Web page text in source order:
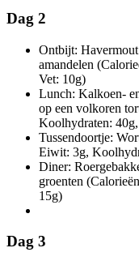
Dag 2
Ontbijt: Havermout
amandelen
Vet: 10g)
Lunch: Kalkoen-
op een volkoren
Koolhydraten:
Tussendoortje:
Eiwit: 3g,
Diner:
groenten
15g)
Dag 3